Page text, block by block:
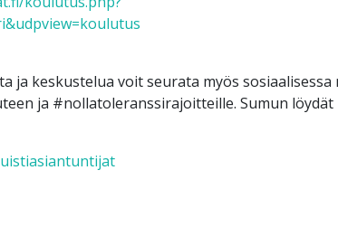
ja keskustelua voit seurata myös sosiaalisessa
ja #nollatoleranssirajoitteille. Sumun löydät